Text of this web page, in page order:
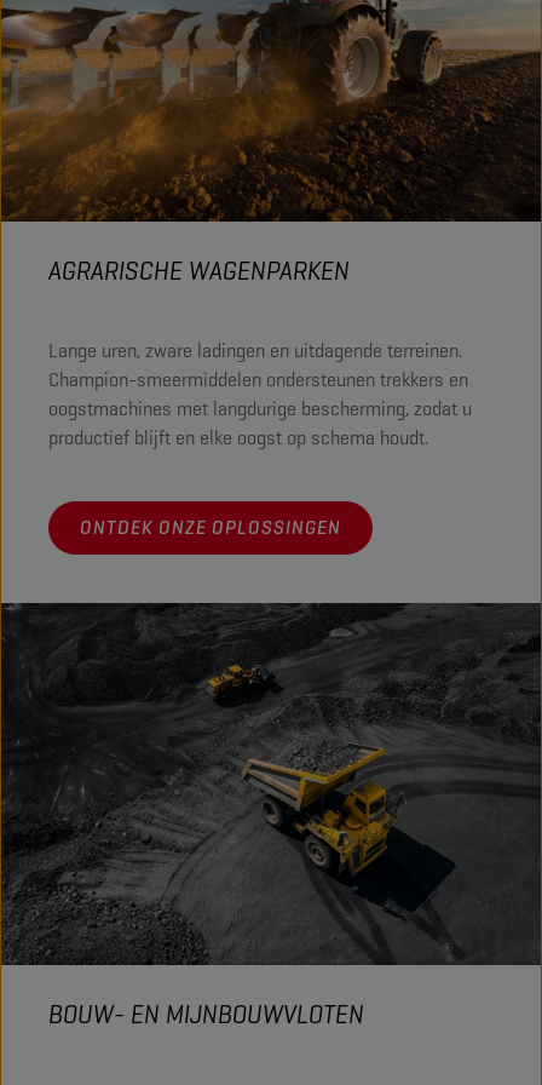
AGRARISCHE WAGENPARKEN
Lange uren, zware ladingen en uitdagende terreinen.
Champion-smeermiddelen ondersteunen trekkers en
oogstmachines met langdurige bescherming, zodat u
productief blijft en elke oogst op schema houdt.
ONTDEK ONZE OPLOSSINGEN
BOUW- EN MIJNBOUWVLOTEN